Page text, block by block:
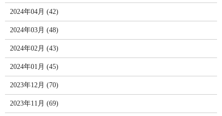
2024年04月 (42)
2024年03月 (48)
2024年02月 (43)
2024年01月 (45)
2023年12月 (70)
2023年11月 (69)